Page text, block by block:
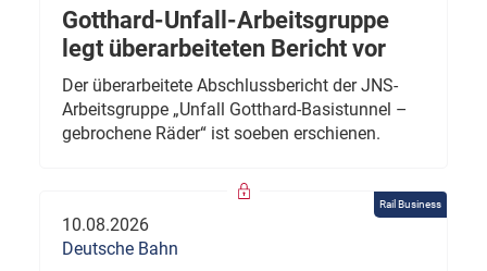
Gotthard-Unfall-Arbeitsgruppe
legt überarbeiteten Bericht vor
Der überarbeitete Abschlussbericht der JNS-
Arbeitsgruppe „Unfall Gotthard-Basistunnel –
gebrochene Räder“ ist soeben erschienen.
Rail Business
10.08.2026
Deutsche Bahn